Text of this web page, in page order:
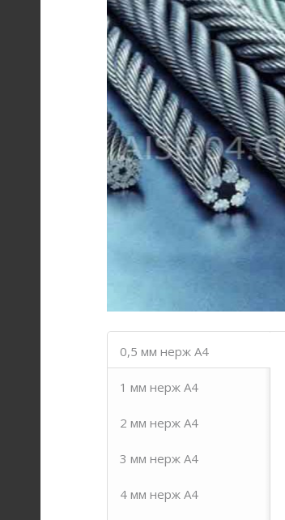
0,5 мм нерж А4
1 мм нерж А4
2 мм нерж А4
3 мм нерж А4
4 мм нерж А4